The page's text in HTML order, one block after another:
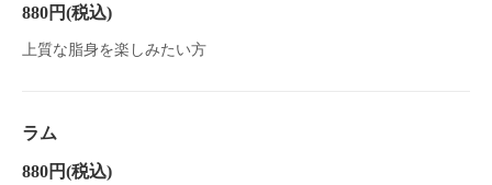
880円(税込)
上質な脂身を楽しみたい方
ラム
880円(税込)